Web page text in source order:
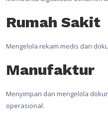
Rumah Sakit
Mengelola rekam medis dan
Manufaktur
Menyimpan dan mengelola
operasional.